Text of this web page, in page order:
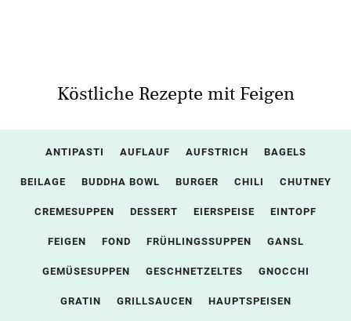
Köstliche Rezepte mit Feigen
ANTIPASTI AUFLAUF AUFSTRICH BAGELS
BEILAGE BUDDHA BOWL BURGER CHILI CHUTNEY
CREMESUPPEN DESSERT EIERSPEISE EINTOPF
FEIGEN FOND FRÜHLINGSSUPPEN GANSL
GEMÜSESUPPEN GESCHNETZELTES GNOCCHI
GRATIN GRILLSAUCEN HAUPTSPEISEN